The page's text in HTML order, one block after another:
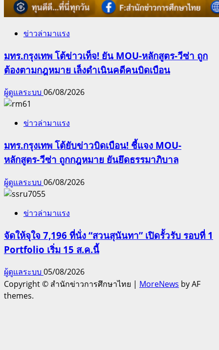
ข่าวล่ามาแรง
มทร.กรุงเทพ โต้ข่าวเท็จ! ยัน MOU-หลักสูตร-วีซ่า ถูก
ต้องตามกฎหมาย เล็งดำเนินคดีคนบิดเบือน
ผู้ดูแลระบบ 06/08/2026
ข่าวล่ามาแรง
มทร.กรุงเทพ โต้ยับข่าวบิดเบือน! ชี้แจง MOU-
หลักสูตร-วีซ่า ถูกกฎหมาย ยันยึดธรรมาภิบาล
ผู้ดูแลระบบ 06/08/2026
ข่าวล่ามาแรง
จัดให้จุใจ 7,196 ที่นั่ง “สวนสุนันทา” เปิดรั้วรับ รอบที่ 1
Portfolio เริ่ม 15 ส.ค.นี้
ผู้ดูแลระบบ 05/08/2026
Copyright © สำนักข่าวการศึกษาไทย | MoreNews by AF
themes.